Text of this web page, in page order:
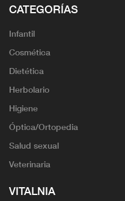
CATEGORÍAS
Infantil
Cosmética
Dietética
Herbolario
Higiene
Óptica/Ortopedia
Salud sexual
Veterinaria
VITALNIA